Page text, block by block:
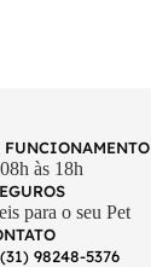
FUNCIONAMENTO
às 18h
para o seu Pet
98248-5376